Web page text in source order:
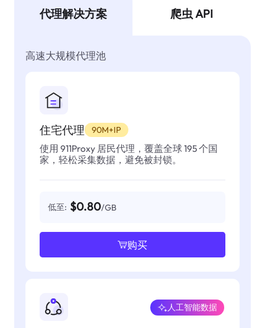
代理解决方案 爬虫 API
高速大规模代理池
住宅代理 90M+IP
使用 911Proxy 居民代理，覆盖全球 195 个国
家，轻松采集数据，避免被封锁。
低至: $0.80/GB
购买
人工智能数据